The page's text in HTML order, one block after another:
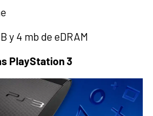
y 4 mb de eDRAM
PlayStation 3